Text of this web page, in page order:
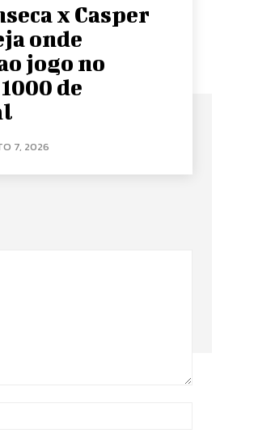
x Casper
onde
jogo no
de
7, 2026